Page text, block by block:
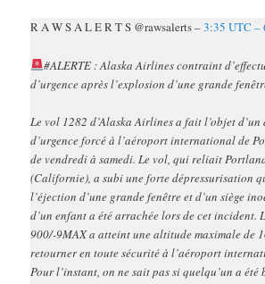
R A W S A L E R T S @rawsalerts –3:35 UTC –
#ALERTE : Alaska Airlines contraint
d’urgence après l’explosion d’une grande
Le vol 1282 d’Alaska Airlines a fait l’objet d’un
d’urgence forcé à l’aéroport international de
de vendredi à samedi. Le vol, qui reliait
(Californie), a subi une forte dépressurisation
l’éjection d’une grande fenêtre et d’un siège
d’un enfant a été arrachée lors de cet incident.
900/-9MAX a atteint une altitude maximale de
retourner en toute sécurité à l’aéroport
Pour l’instant, on ne sait pas si quelqu’un a été